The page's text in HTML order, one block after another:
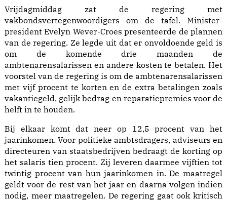
Vrijdagmiddag zat de regering met
vakbondsvertegenwoordigers om de tafel. Minister-
president Evelyn Wever-Croes presenteerde de plannen
van de regering. Ze legde uit dat er onvoldoende geld is
om de komende drie maanden de
ambtenarensalarissen en andere kosten te betalen. Het
voorstel van de regering is om de ambtenarensalarissen
met vijf procent te korten en de extra betalingen zoals
vakantiegeld, gelijk bedrag en reparatiepremies voor de
helft in te houden.
Bij elkaar komt dat neer op 12,5 procent van het
jaarinkomen. Voor politieke ambtsdragers, adviseurs en
directeuren van staatsbedrijven bedraagt de korting op
het salaris tien procent. Zij leveren daarmee vijftien tot
twintig procent van hun jaarinkomen in. De maatregel
geldt voor de rest van het jaar en daarna volgen indien
nodig, meer maatregelen. De regering gaat ook kritisch